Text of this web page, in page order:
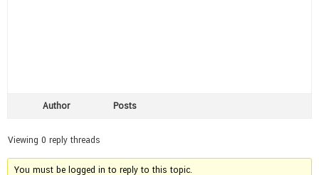
Author Posts
Viewing 0 reply threads
You must be logged in to reply to this topic.